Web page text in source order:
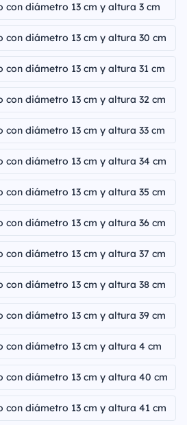
con diámetro 13 cm y altura 3 cm
con diámetro 13 cm y altura 30 cm
con diámetro 13 cm y altura 31 cm
con diámetro 13 cm y altura 32 cm
con diámetro 13 cm y altura 33 cm
con diámetro 13 cm y altura 34 cm
con diámetro 13 cm y altura 35 cm
con diámetro 13 cm y altura 36 cm
con diámetro 13 cm y altura 37 cm
con diámetro 13 cm y altura 38 cm
con diámetro 13 cm y altura 39 cm
con diámetro 13 cm y altura 4 cm
con diámetro 13 cm y altura 40 cm
con diámetro 13 cm y altura 41 cm